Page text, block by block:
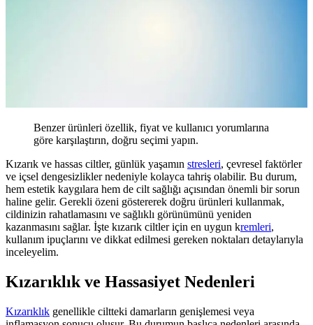
Benzer ürünleri özellik, fiyat ve kullanıcı yorumlarına
göre karşılaştırın, doğru seçimi yapın.
Kızarık ve hassas ciltler, günlük yaşamın stresleri, çevresel faktörler
ve içsel dengesizlikler nedeniyle kolayca tahriş olabilir. Bu durum,
hem estetik kaygılara hem de cilt sağlığı açısından önemli bir sorun
haline gelir. Gerekli özeni göstererek doğru ürünleri kullanmak,
cildinizin rahatlamasını ve sağlıklı görünümünü yeniden
kazanmasını sağlar. İşte kızarık ciltler için en uygun kremleri,
kullanım ipuçlarını ve dikkat edilmesi gereken noktaları detaylarıyla
inceleyelim.
Kızarıklık ve Hassasiyet Nedenleri
Kızarıklık genellikle ciltteki damarların genişlemesi veya